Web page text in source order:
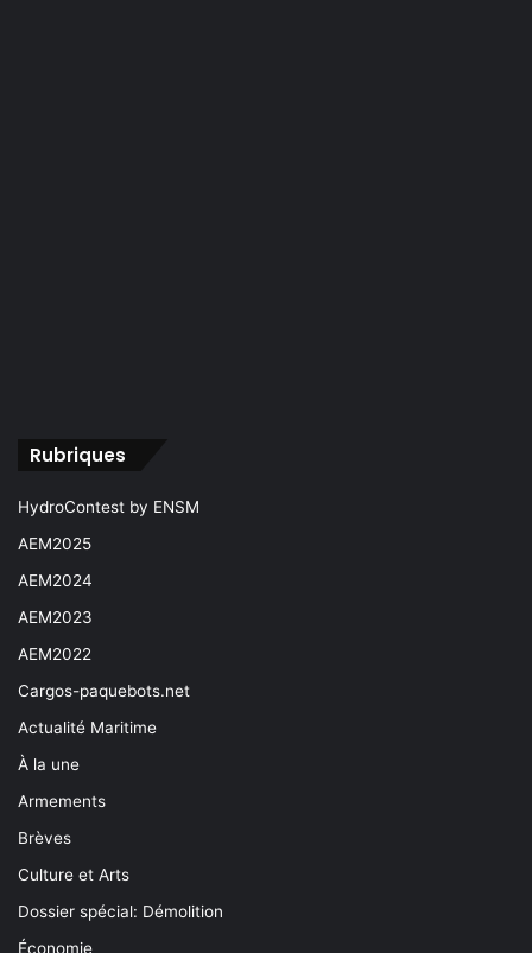
Rubriques
HydroContest by ENSM
AEM2025
AEM2024
AEM2023
AEM2022
Cargos-paquebots.net
Actualité Maritime
À la une
Armements
Brèves
Culture et Arts
Dossier spécial: Démolition
Économie